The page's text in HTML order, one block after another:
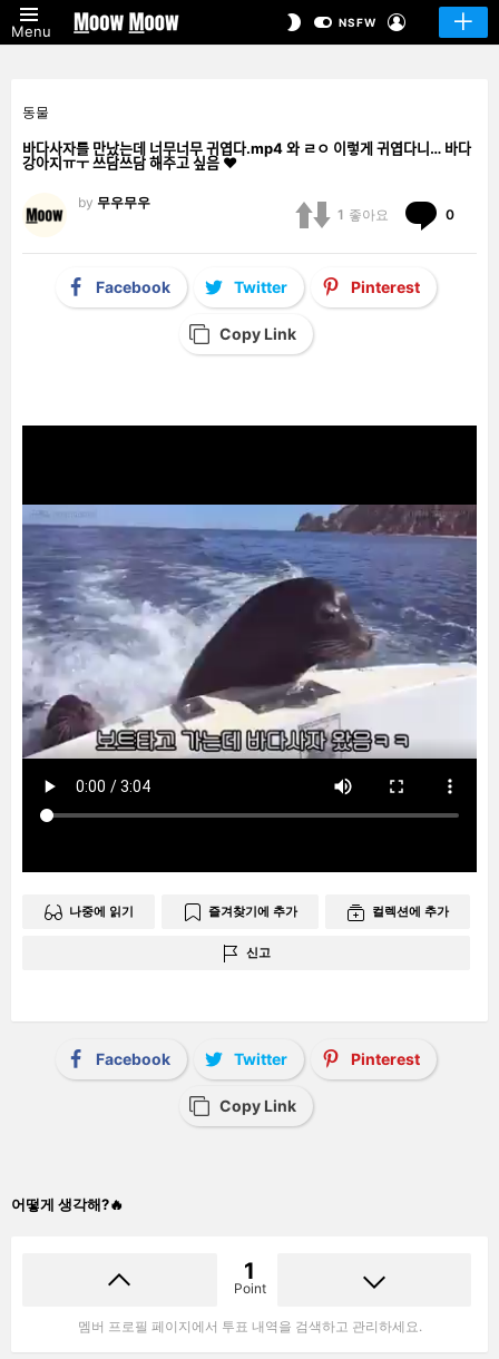
Menu
SWITCHNSFW
동물
바다사자를 만났는데 너무너무 귀엽다.mp4 와 ㄹㅇ 이렇게 귀엽다니… 바다
강아지ㅠㅜ 쓰담쓰담 해주고 싶음 ❤️
by 무우무우
1 좋아요 0
Facebook Twitter Pinterest
Copy Link
나중에 읽기 즐겨찾기에 추가 컬렉션에 추가
신고
Facebook Twitter Pinterest
Copy Link
어떻게 생각해?🔥
1
Point
멤버 프로필 페이지에서 투표 내역을 검색하고 관리하세요.